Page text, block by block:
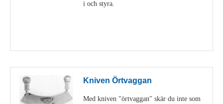
i och styra.
Kniven Örtvaggan
Med kniven "örtvaggan" skär du inte som